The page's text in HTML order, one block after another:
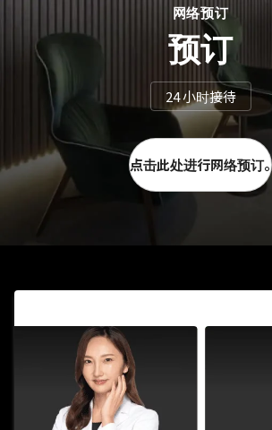
网络预订
预订
24 小时接待
点击此处进行网络预订。